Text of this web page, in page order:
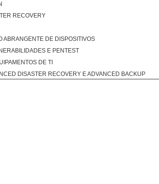
RECOVERY
ABRANGENTE DE DISPOSITIVOS
E PENTEST
DE TI
DISASTER RECOVERY E ADVANCED BACKUP